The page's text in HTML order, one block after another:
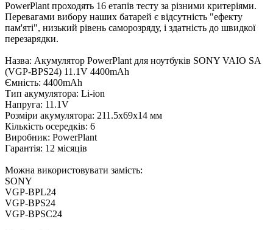
PowerPlant проходять 16 етапів тесту за різними критеріями.
Перевагами вибору наших батарей є відсутність "ефекту
пам'яті", низький рівень саморозряду, і здатність до швидкої
перезарядки.
Назва: Акумулятор PowerPlant для ноутбуків SONY VAIO SA
(VGP-BPS24) 11.1V 4400mAh
Ємність: 4400mAh
Тип акумулятора: Li-ion
Напруга: 11.1V
Розміри акумулятора: 211.5x69x14 мм
Кількість осередків: 6
Виробник: PowerPlant
Гарантія: 12 місяців
Можна використовувати замість:
SONY
VGP-BPL24
VGP-BPS24
VGP-BPSC24